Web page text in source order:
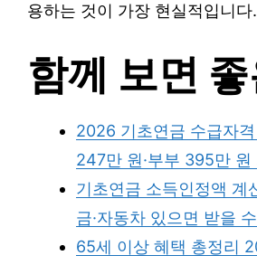
용하는 것이 가장 현실적입니다.
함께 보면
2026 기초연금 수급자
247만 원·부부 395만 원
기초연금 소득인정액 계
금·자동차 있으면 받을
65세 이상 혜택 총정리